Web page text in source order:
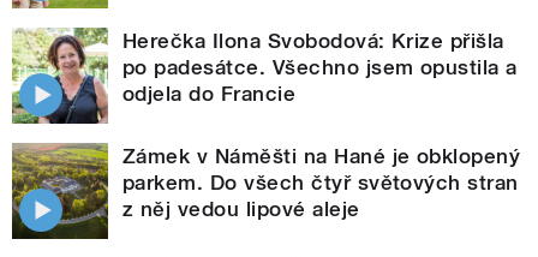
Herečka Ilona Svobodová: Krize přišla
po padesátce. Všechno jsem opustila a
odjela do Francie
Zámek v Náměšti na Hané je obklopený
parkem. Do všech čtyř světových stran
z něj vedou lipové aleje